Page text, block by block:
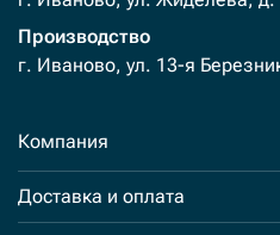
Производство
г. Иваново, ул. 13-я
Компания
Доставка и оплата